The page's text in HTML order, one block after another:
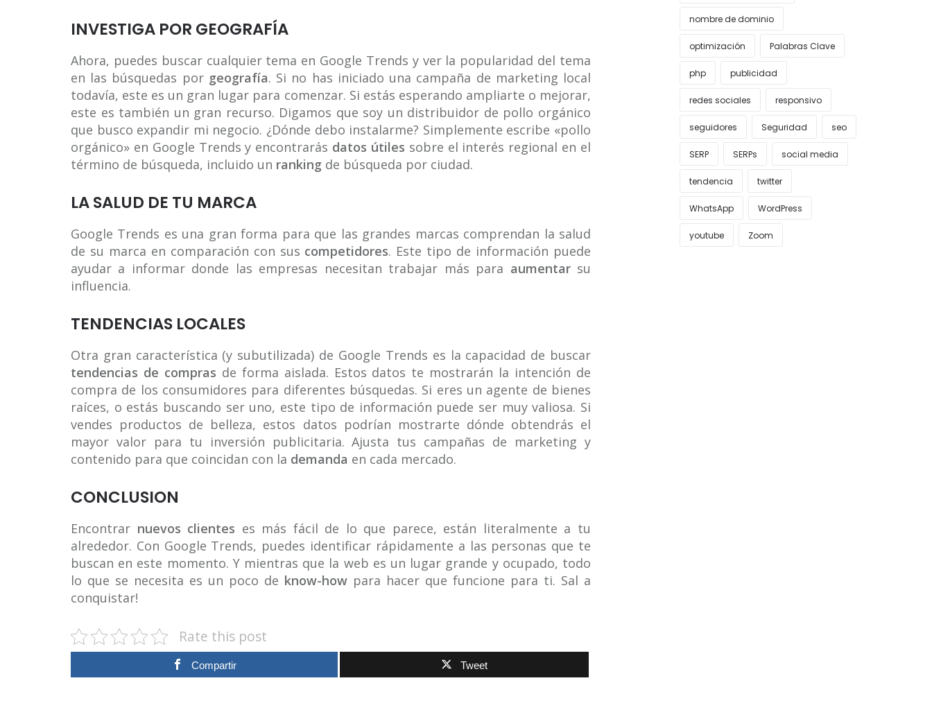
INVESTIGA POR GEOGRAFÍA
Ahora, puedes buscar cualquier tema en Google Trends y ver la popularidad del tema
en las búsquedas por geografía. Si no has iniciado una campaña de marketing local
todavía, este es un gran lugar para comenzar. Si estás esperando ampliarte o mejorar,
este es también un gran recurso. Digamos que soy un distribuidor de pollo orgánico
que busco expandir mi negocio. ¿Dónde debo instalarme? Simplemente escribe «pollo
orgánico» en Google Trends y encontrarás datos útiles sobre el interés regional en el
término de búsqueda, incluido un ranking de búsqueda por ciudad.
LA SALUD DE TU MARCA
Google Trends es una gran forma para que las grandes marcas comprendan la salud
de su marca en comparación con sus competidores. Este tipo de información puede
ayudar a informar donde las empresas necesitan trabajar más para aumentarsu
influencia.
TENDENCIAS LOCALES
Otra gran característica (y subutilizada) de Google Trends es la capacidad de buscar
tendencias de compras de forma aislada. Estos datos te mostrarán la intención de
compra de los consumidores para diferentes búsquedas. Si eres un agente de bienes
raíces, o estás buscando ser uno, este tipo de información puede ser muy valiosa. Si
vendes productos de belleza, estos datos podrían mostrarte dónde obtendrás el
mayor valor para tu inversión publicitaria. Ajusta tus campañas de marketing y
contenido para que coincidan con la demanda en cada mercado.
CONCLUSION
Encontrar nuevos clientes es más fácil de lo que parece, están literalmente a tu
alrededor. Con Google Trends, puedes identificar rápidamente a las personas que te
buscan en este momento. Y mientras que la web es un lugar grande y ocupado, todo
lo que se necesita es un poco de know-how para hacer que funcione para ti. Sal a
conquistar!
Rate this post
Compartir Tweet
nombre de dominio
optimización Palabras Clave
php publicidad
redes sociales responsivo
seguidores Seguridad seo
SERP SERPs social media
tendencia twitter
WhatsApp WordPress
youtube Zoom